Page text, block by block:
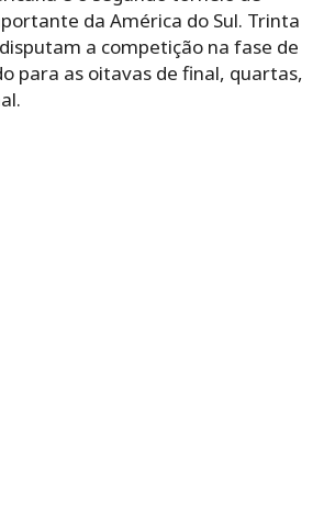
da América do Sul. Trinta
a competição na fase de
para as oitavas de final, quartas,